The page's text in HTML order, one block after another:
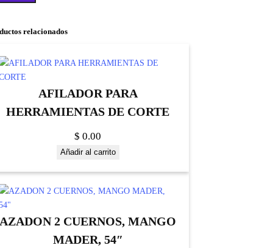
relacionados
AFILADOR PARA
HERRAMIENTAS DE CORTE
$ 0.00
Añadir al carrito
AZADON 2 CUERNOS, MANGO
MADER, 54″